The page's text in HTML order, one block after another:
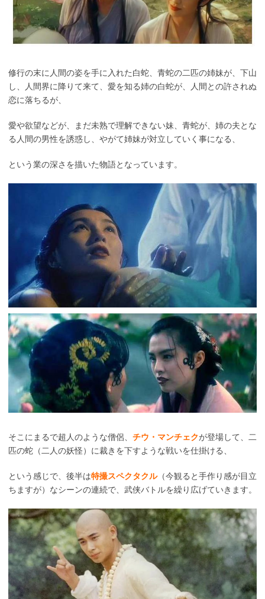
修行の末に人間の姿を手に入れた白蛇、青蛇の二匹の姉妹が、下山
し、人間界に降りて来て、愛を知る姉の白蛇が、人間との許されぬ
恋に落ちるが、
愛や欲望などが、まだ未熟で理解できない妹、青蛇が、姉の夫とな
る人間の男性を誘惑し、やがて姉妹が対立していく事になる、
という業の深さを描いた物語となっています。
そこにまるで超人のような僧侶、 チウ・マンチェクが登場して、二
匹の蛇（二人の妖怪）に裁きを下すような戦いを仕掛ける、
という感じで、後半は特撮スペクタクル（今観ると手作り感が目立
ちますが）なシーンの連続で、武侠バトルを繰り広げていきます。